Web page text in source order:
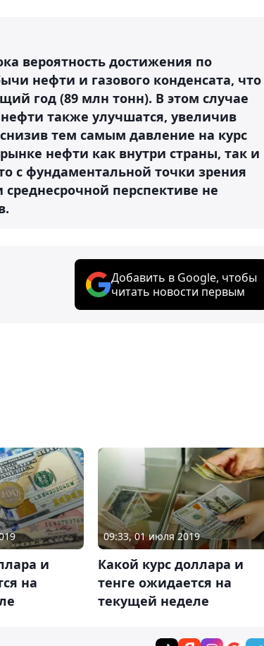
вероятность достижения по
нефти и газового конденсата, что
год (89 млн тонн). В этом случае
также улучшатся, увеличив
тем самым давление на курс
нефти как внутри страны, так и
с фундаментальной точки зрения
перспективе не
Добавить в Google, чтобы
читать новости первым
и
на
09:33, 01 июля 2019
Какой курс доллара и
тенге ожидается на
текущей неделе